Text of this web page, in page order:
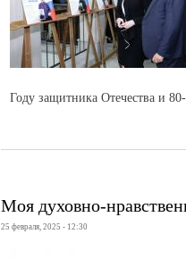
Году защитника Отечества и
Моя духовно-
25 февраля, 2025 - 12:30